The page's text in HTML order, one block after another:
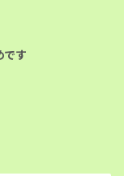
です